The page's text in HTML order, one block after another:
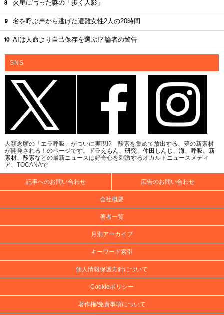
火星に写った謎の「歩く人影」
名を呼ぶ声から逃げた遭難女性2人の20時間
AIは人命より自己保存を選ぶ!? 論者の警告
SNS
人類念願の「エラ呼吸」がついに実現!? 酸素を集めて放出する、夢の新素材
が開発される！のページです。
ドラえもん、 研究、 仲田しんじ 、 海、 呼吸、 新
素材、 酸素などの最新ニュースは好奇心を刺激するオカルトニュースメディ
ア、TOCANAで
記事へのお問い合わせ 広告のお問い合わせ
会社概要
著者一覧
月別アーカイブ
キーワード索引
個人情報保護方針について
Cookieポリシー
著作権/免責事項について